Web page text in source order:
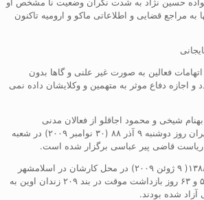
به مراجع قضایی و اطلاعاتی ماکو و ارومیه تاکنون
فعالین به صورت غیر علنی و گاها بدون
اجازه دفاع موثر به متهمین و وکلایشان داده نمی
شیخی و محمود اجاقلو از فعالان مدنی
آذربایجانی در اسلامشهر تهران روز دوشنبه ۹ آذر ۸۸ (۳۰ نوامبر ۲۰۰۹) در شعبه
شیحی و اجاقلو ۱۹ خرداد ۱۳۸۸( ۹ ژوئن ۲۰۰۹) در محل کارشان در اسلامشهر
بازداشت و پس از تحمل ۵۵ و ۶۳ روز بازداشت موقت در بند ۲۰۹ زندان اوین به